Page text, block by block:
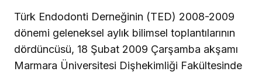
Türk Endodonti Derneğinin (TED) 2008-2009
dönemi geleneksel aylık bilimsel toplantılarının
dördüncüsü, 18 Şubat 2009 Çarşamba akşamı
Marmara Üniversitesi Dişhekimliği Fakültesinde